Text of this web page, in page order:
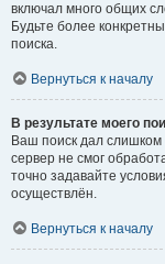
включал много общих
Будьте более
поиска.
Вернуться к началу
В результате моего
Ваш поиск дал слишком
сервер не смог
точно задавайте
осуществлён.
Вернуться к началу